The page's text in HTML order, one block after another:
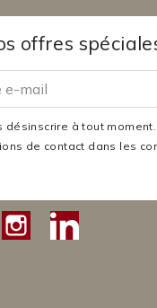
offres
désinscrire à tout
de contact dans les
Instagram